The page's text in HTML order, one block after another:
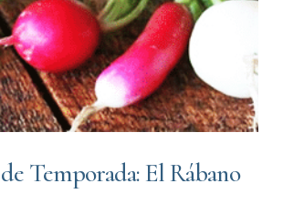
Temporada: El Rábano